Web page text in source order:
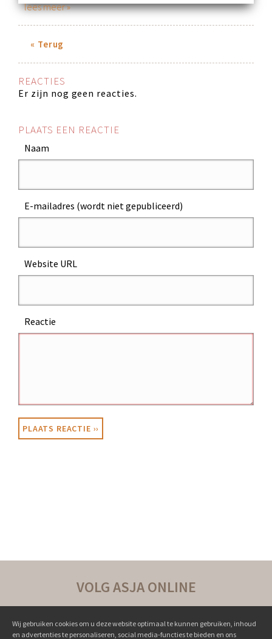
lees meer »
« Terug
REACTIES
Er zijn nog geen reacties.
PLAATS EEN REACTIE
Naam
E-mailadres (wordt niet gepubliceerd)
Website URL
Reactie
VOLG ASJA ONLINE
Wij gebruiken cookies om u deze website optimaal te kunnen gebruiken, inhoud
en advertenties te personaliseren, social media-functies te bieden en ons